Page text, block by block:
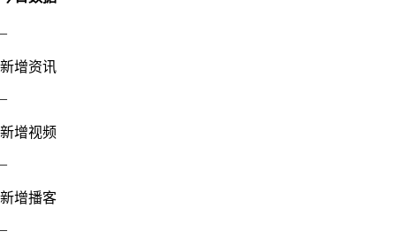
–
新增资讯
–
新增视频
–
新增播客
–